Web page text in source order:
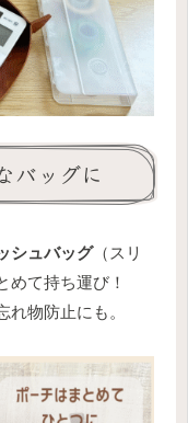
バッグに
シュバッグ（スリ
めて持ち運び！
物防止にも。